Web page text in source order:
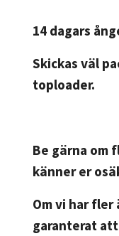
14 dagars
Skickas väl
toploader.
Be gärna om
känner er
Om vi har
garanterat